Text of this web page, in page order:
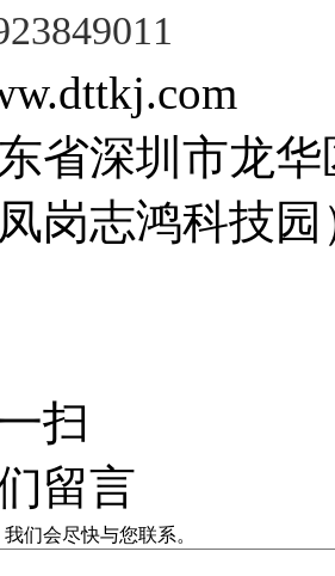
省深圳市龙
岗志鸿科技园
扫
留言
们会尽快与您联系。